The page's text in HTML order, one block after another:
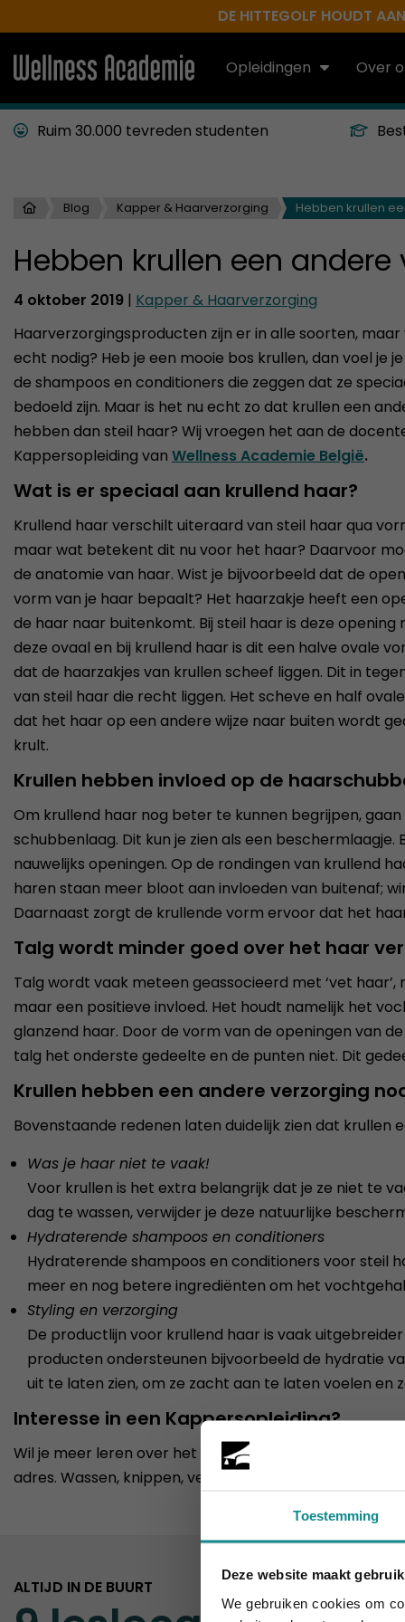
Toestemming
Deze website maakt
We gebruiken cookies om
DE HITTEGOLF HOUDT
Opleidingen Over
Ruim 30.000 tevreden studenten
Blog Kapper & Haarverzorging Hebben krullen
Hebben krullen een
4 oktober 2019 | Kapper & Haarverzorging
Haarverzorgingsproducten zijn er in alle soorten,
echt nodig? Heb je een mooie bos krullen, dan voel je
de shampoos en conditioners die zeggen dat ze
bedoeld zijn. Maar is het nu echt zo dat krullen een
hebben dan steil haar? Wij vroegen het aan de
Kappersopleiding van Wellness Academie België.
Wat is er speciaal aan krullend haar?
Krullend haar verschilt uiteraard van steil haar qua
maar wat betekent dit nu voor het haar? Daarvoor
de anatomie van haar. Wist je bijvoorbeeld dat de
vorm van je haar bepaalt? Het haarzakje heeft een
de haar naar buitenkomt. Bij steil haar is deze opening
deze ovaal en bij krullend haar is dit een halve ovale
dat de haarzakjes van krullen scheef liggen. Dit in
van steil haar die recht liggen. Het scheve en half
dat het haar op een andere wijze naar buiten wordt
krult.
Krullen hebben invloed op de
Om krullend haar nog beter te kunnen begrijpen,
schubbenlaag. Dit kun je zien als een
nauwelijks openingen. Op de rondingen van krullend
haren staan meer bloot aan invloeden van buitenaf;
Daarnaast zorgt de krullende vorm ervoor dat het
Talg wordt minder goed over het haar
Talg wordt vaak meteen geassocieerd met ‘vet
maar een positieve invloed. Het houdt namelijk het
glanzend haar. Door de vorm van de openingen van
talg het onderste gedeelte en de punten niet. Dit
Krullen hebben een andere verzorging
Bovenstaande redenen laten duidelijk zien dat
Was je haar niet te vaak!
Voor krullen is het extra belangrijk dat je ze niet te
dag te wassen, verwijder je deze natuurlijke
Hydraterende shampoos en conditioners
Hydraterende shampoos en conditioners voor steil
meer en nog betere ingrediënten om het
Styling en verzorging
De productlijn voor krullend haar is vaak
producten ondersteunen bijvoorbeeld de hydratie
uit te laten zien, om ze zacht aan te laten voelen en
Interesse in een Kappersopleiding?
Wil je meer leren over het verzorgen van alle soorten
adres. Wassen, knippen, verzorgen, haarkleuren en
ALTIJD IN DE BUURT
De hittegolf